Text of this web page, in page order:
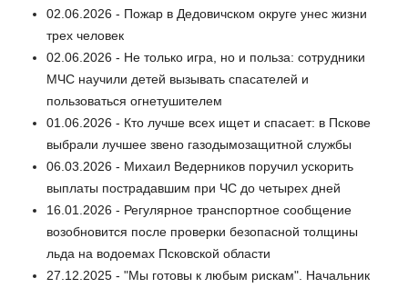
02.06.2026 - Пожар в Дедовичском округе унес жизни
трех человек
02.06.2026 - Не только игра, но и польза: сотрудники
МЧС научили детей вызывать спасателей и
пользоваться огнетушителем
01.06.2026 - Кто лучше всех ищет и спасает: в Пскове
выбрали лучшее звено газодымозащитной службы
06.03.2026 - Михаил Ведерников поручил ускорить
выплаты пострадавшим при ЧС до четырех дней
16.01.2026 - Регулярное транспортное сообщение
возобновится после проверки безопасной толщины
льда на водоемах Псковской области
27.12.2025 - "Мы готовы к любым рискам". Начальник